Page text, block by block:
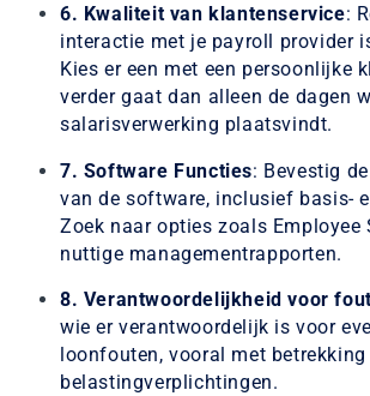
6. Kwaliteit van klantenservice:
interactie met je payroll provider
Kies er een met een persoonlijke
verder gaat dan alleen de dagen
salarisverwerking plaatsvindt.
7. Software Functies: Bevestig
van de software, inclusief basis-
Zoek naar opties zoals Employee
nuttige managementrapporten.
8. Verantwoordelijkheid voor
wie er verantwoordelijk is voor
loonfouten, vooral met
belastingverplichtingen.